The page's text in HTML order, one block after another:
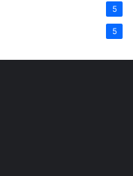
5
5